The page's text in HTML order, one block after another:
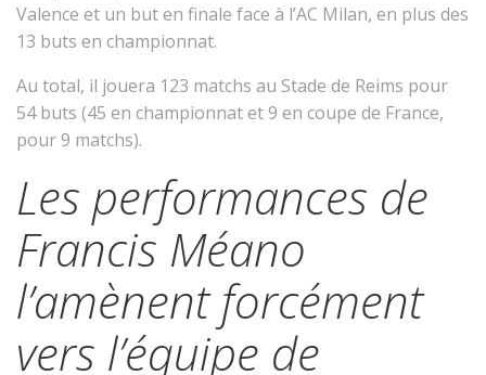
Valence et un but en finale face à l’AC Milan, en plus des
13 buts en championnat.
Au total, il jouera 123 matchs au Stade de Reims pour
54 buts (45 en championnat et 9 en coupe de France,
pour 9 matchs).
Les performances de
Francis Méano
l’amènent forcément
vers l’équipe de